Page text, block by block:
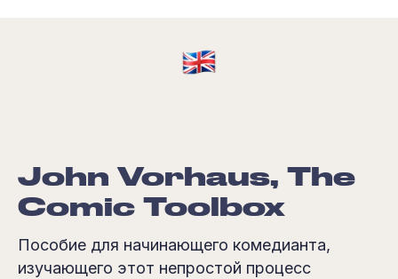
John Vorhaus, The
Cоmic Toolbox
Пособие для начинающего комедианта,
изучающего этот непростой процесс